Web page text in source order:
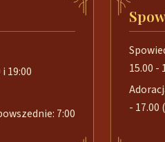
19:00
7:00
15.00 -
-